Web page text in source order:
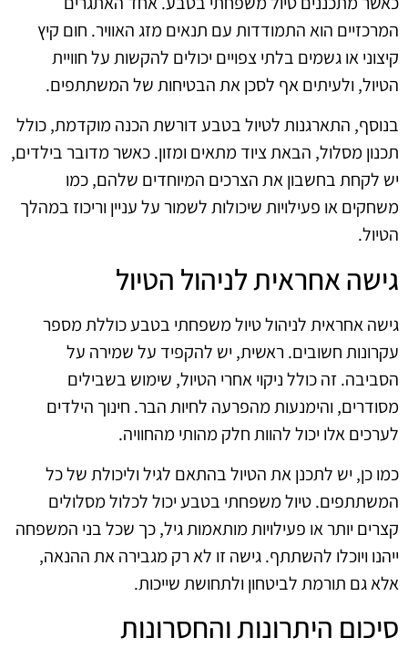
המרכזיים הוא התמודדות עם תנאים מזג האוויר. חום קיץ
קיצוני או גשמים בלתי צפויים יכולים להקשות על חוויית
הטיול, ולעיתים אף לסכן את הבטיחות של המשתתפים.
בנוסף, התארגנות לטיול בטבע דורשת הכנה מוקדמת, כולל
תכנון מסלול, הבאת ציוד מתאים ומזון. כאשר מדובר בילדים,
יש לקחת בחשבון את הצרכים המיוחדים שלהם, כמו
משחקים או פעילויות שיכולות לשמור על עניין וריכוז במהלך
הטיול.
גישה אחראית לניהול הטיול
גישה אחראית לניהול טיול משפחתי בטבע כוללת מספר
עקרונות חשובים. ראשית, יש להקפיד על שמירה על
הסביבה. זה כולל ניקוי אחרי הטיול, שימוש בשבילים
מסודרים, והימנעות מהפרעה לחיות הבר. חינוך הילדים
לערכים אלו יכול להוות חלק מהותי מהחוויה.
כמו כן, יש לתכנן את הטיול בהתאם לגיל וליכולת של כל
המשתתפים. טיול משפחתי בטבע יכול לכלול מסלולים
קצרים יותר או פעילויות מותאמות גיל, כך שכל בני המשפחה
ייהנו ויוכלו להשתתף. גישה זו לא רק מגבירה את ההנאה,
אלא גם תורמת לביטחון ולתחושת שייכות.
סיכום היתרונות והחסרונות